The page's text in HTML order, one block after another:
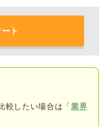
ト
較したい場合は「業界